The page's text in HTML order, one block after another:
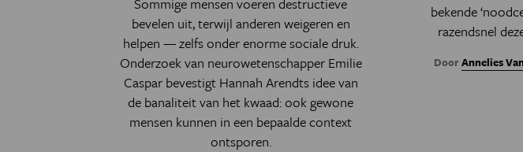
bevelen uit, terwijl anderen weigeren en
helpen — zelfs onder enorme sociale druk.
Onderzoek van neurowetenschapper Emilie
Caspar bevestigt Hannah Arendts idee van
de banaliteit van het kwaad: ook gewone
mensen kunnen in een bepaalde context
ontsporen.
bekende
razendsnel
DoorAnnelies